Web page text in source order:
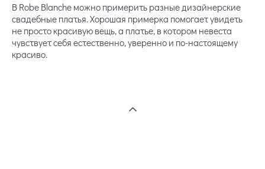
В Robe Blanche можно примерить разные дизайнерские
свадебные платья. Хорошая примерка помогает увидеть
не просто красивую вещь, а платье, в котором невеста
чувствует себя естественно, уверенно и по-настоящему
красиво.